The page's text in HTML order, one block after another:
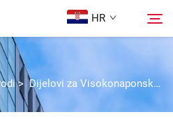
HR
>Dijelovi za Visokonaponske Prekidačke Uredaje